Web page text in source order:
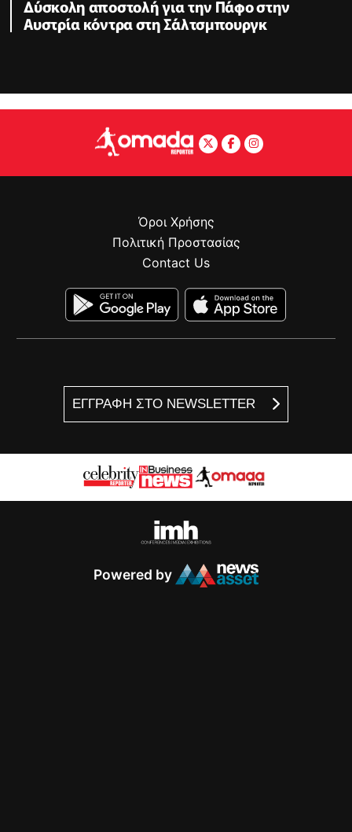
Δύσκολη αποστολή για την Πάφο στην
Αυστρία κόντρα στη Σάλτσμπουργκ
ΕΓΓΡΑΦΗ ΣΤΟ NEWSLETTER
Όροι Χρήσης
Πολιτική Προστασίας
Contact Us
Powered by